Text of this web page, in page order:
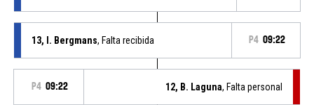
13, I. Bergmans, Falta recibida P4 09:22
P4 09:22 12, B. Laguna, Falta personal